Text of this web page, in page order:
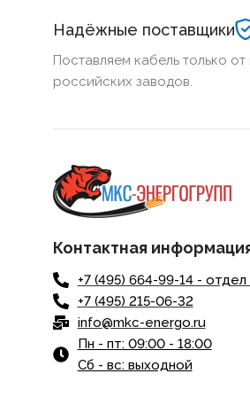
Надёжные поставщики
Поставляем кабель только
российских заводов.
Контактная
+7 (495) 664-99-14 -
+7 (495) 215-06-32
info@mkc-energo.ru
Пн - пт: 09:00 - 18:00
Сб - вс: выходной